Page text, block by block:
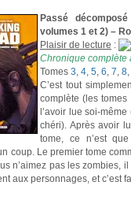
Passé
volumes 1 et 2) –
Plaisir de lecture :
Chronique complète
Tomes 3, 4, 5, 6, 7, 8,
C’est tout
complète (les
l’avoir lue soi-
chéri). Après avoir
tome, ce n’est
coup. Le premier tome
n’aimez pas les zombies,
aux personnages, et c’est